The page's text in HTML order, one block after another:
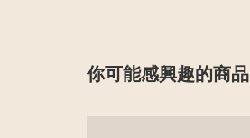
你可能感興趣的商品